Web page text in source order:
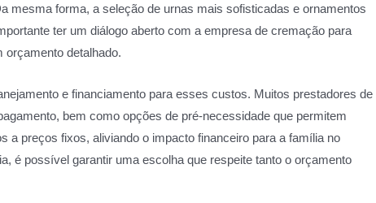
mesma forma, a seleção de urnas mais sofisticadas e ornamentos
ter um diálogo aberto com a empresa de cremação para
orçamento detalhado.
e financiamento para esses custos. Muitos prestadores de
bem como opções de pré-necessidade que permitem
a preços fixos, aliviando o impacto financeiro para a família no
é possível garantir uma escolha que respeite tanto o orçamento